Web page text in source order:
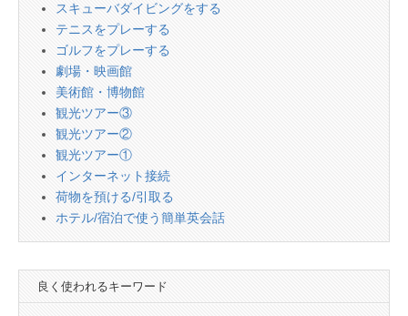
スキューバダイビングをする
テニスをプレーする
ゴルフをプレーする
劇場・映画館
美術館・博物館
観光ツアー③
観光ツアー②
観光ツアー①
インターネット接続
荷物を預ける/引取る
ホテル/宿泊で使う簡単英会話
良く使われるキーワード